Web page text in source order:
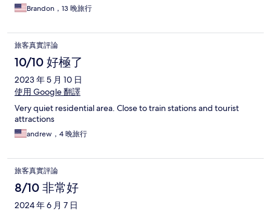
Brandon，13 晚旅行
旅客真實評論
10/10 好極了
2023 年 5 月 10 日
使用 Google 翻譯
Very quiet residential area. Close to train stations and tourist
attractions
andrew，4 晚旅行
旅客真實評論
8/10 非常好
2024 年 6 月 7 日